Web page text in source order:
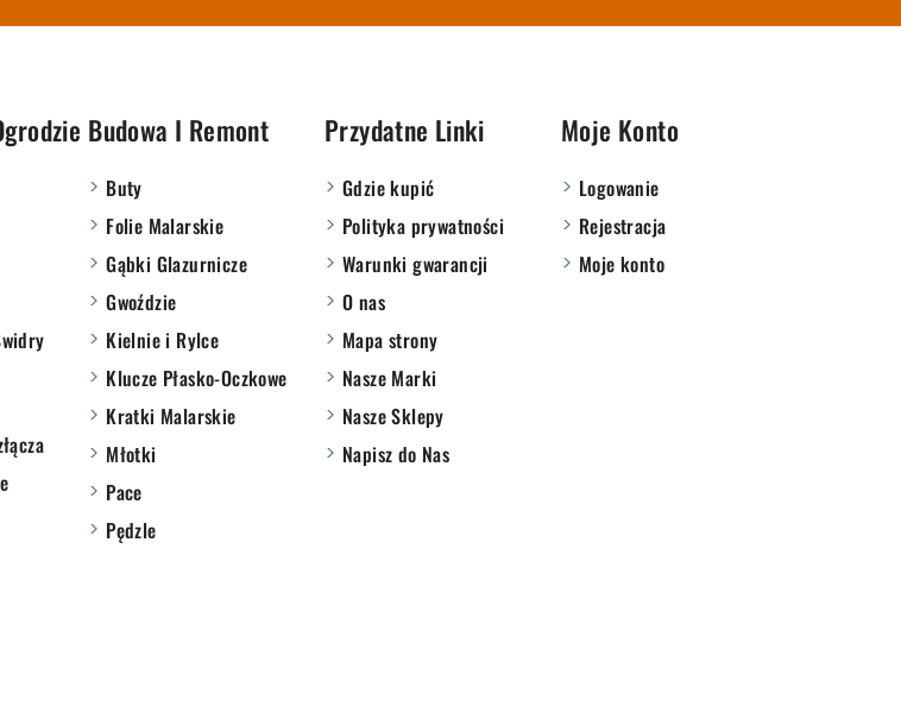
Budowa I Remont
Buty
Folie Malarskie
Gąbki Glazurnicze
Gwoździe
Kielnie i Rylce
Klucze Płasko-Oczkowe
Kratki Malarskie
Młotki
Pace
Pędzle
Przydatne Linki
Gdzie kupić
Polityka prywatności
Warunki gwarancji
O nas
Mapa strony
Nasze Marki
Nasze Sklepy
Napisz do Nas
Moje Konto
Logowanie
Rejestracja
Moje konto